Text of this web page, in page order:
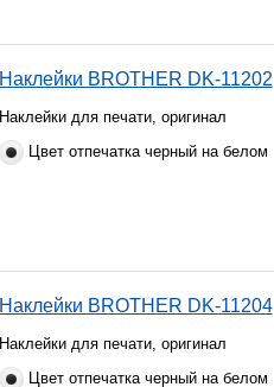
Наклейки BROTHER DK-11202
Наклейки для печати, оригинал
Цвет отпечатка черный на белом
Наклейки BROTHER DK-11204
Наклейки для печати, оригинал
Цвет отпечатка черный на белом